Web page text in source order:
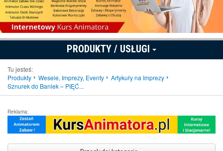
PRODUKTY / USŁUGI
Tu jesteś:
Produkty
Wesele, Imprezy, Eventy
Artykuły na Imprezy
Sznurek do Baniek – PIĘĆ...
Reklama: